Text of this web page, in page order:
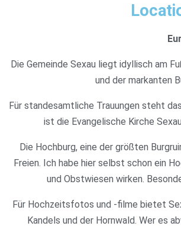
Die Gemeinde Sexau liegt idyllisch am
und der markanten
Für standesamtliche Trauungen steht
ist die Evangelische Kirche
Die Hochburg, eine der größten
Freien. Ich habe hier selbst schon ein
und Obstwiesen wirken.
Für Hochzeitsfotos und -filme bietet
Kandels und der Hornwald. Wer es